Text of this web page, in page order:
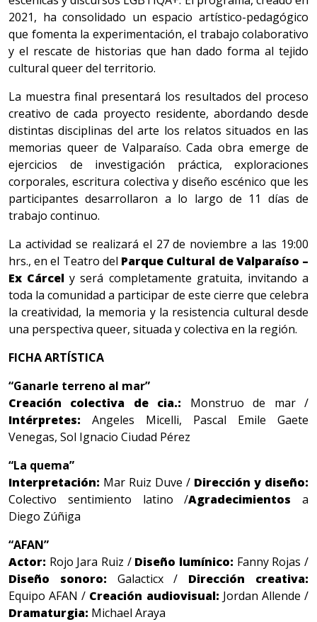
2021, ha consolidado un espacio artístico-pedagógico
que fomenta la experimentación, el trabajo colaborativo
y el rescate de historias que han dado forma al tejido
cultural queer del territorio.
La muestra final presentará los resultados del proceso
creativo de cada proyecto residente, abordando desde
distintas disciplinas del arte los relatos situados en las
memorias queer de Valparaíso. Cada obra emerge de
ejercicios de investigación práctica, exploraciones
corporales, escritura colectiva y diseño escénico que les
participantes desarrollaron a lo largo de 11 días de
trabajo continuo.
La actividad se realizará el 27 de noviembre a las 19:00
hrs., en el Teatro del Parque Cultural de Valparaíso –
Ex Cárcel y será completamente gratuita, invitando a
toda la comunidad a participar de este cierre que celebra
la creatividad, la memoria y la resistencia cultural desde
una perspectiva queer, situada y colectiva en la región.
FICHA ARTÍSTICA
“Ganarle terreno al mar”
Creación colectiva de cia.: Monstruo de mar /
Intérpretes: Angeles Micelli, Pascal Emile Gaete
Venegas, Sol Ignacio Ciudad Pérez
“La quema”
Interpretación: Mar Ruiz Duve / Dirección y diseño:
Colectivo sentimiento latino /Agradecimientos a
Diego Zúñiga
“AFAN”
Actor: Rojo Jara Ruiz / Diseño lumínico: Fanny Rojas /
Diseño sonoro: Galacticx / Dirección creativa:
Equipo AFAN / Creación audiovisual: Jordan Allende /
Dramaturgia: Michael Araya